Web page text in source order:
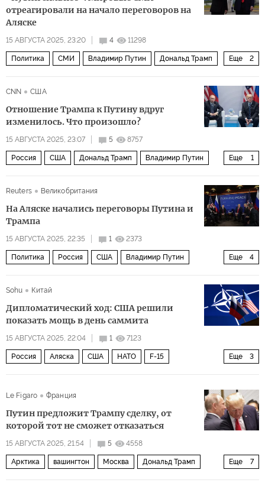
отреагировали на начало переговоров на
Аляске
15 АВГУСТА 2025, 23:20 4 11298
Еще 2
Политика СМИ Владимир Путин Дональд Трамп
CNN
США
Отношение Трампа к Путину вдруг
изменилось. Что произошло?
15 АВГУСТА 2025, 23:07 5 8757
Еще 1
Россия США Дональд Трамп Владимир Путин
Reuters
Великобритания
На Аляске начались переговоры Путина и
Трампа
15 АВГУСТА 2025, 22:35 1 2373
Еще 4
Политика Россия США Владимир Путин
Sohu
Китай
Дипломатический ход: США решили
показать мощь в день саммита
15 АВГУСТА 2025, 22:04 1 7123
Еще 3
Россия Аляска США НАТО F-15
Le Figaro Франция
Путин предложит Трампу сделку, от
которой тот не сможет отказаться
15 АВГУСТА 2025, 21:54 5 4558
Еще 7
Арктика вашингтон Москва Дональд Трамп